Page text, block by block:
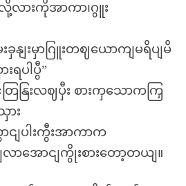
လားကိုအာကာ၊ဂွူး
ခှနျးမှာဂြူးတဈယောကျမရိပျမိ
ရပါပွီ”
ြနြးလဈပှီး စားကှသောကကြှ
ား
ျပါးကွီးအာကာက
လာအောငျကွိုးစားတော့တယျ။